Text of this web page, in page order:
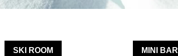
SKI ROOM MINI BAR